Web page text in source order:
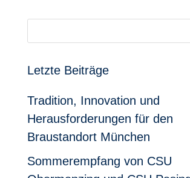
Letzte Beiträge
Tradition, Innovation und
Herausforderungen für den
Braustandort München
Sommerempfang von CSU